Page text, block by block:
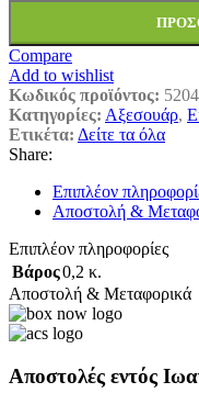
Compare
Add to wishlist
Κωδικός προϊόντος:
Κατηγορίες: Αξεσουάρ,
Ετικέτα: Δείτε τα όλα
Share:
Επιπλέον
Αποστολή &
Επιπλέον πληροφορίες
Βάρος0,2 κ.
Αποστολή & Μεταφορικά
Αποστολές εντός